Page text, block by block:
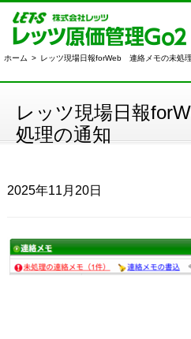
ホーム > レッツ現場日報forWeb 連絡メモの未処
レッツ現場日報
処理の通知
2025年11月20日